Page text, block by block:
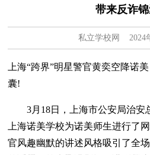
带来反诈锦
私立学校网 2024
上海“跨界”明星警官黄奕空降诺
囊!
3月18日，上海市公安局治安
上海诺美学校为诺美师生进行了
官风趣幽默的讲述风格吸引了全